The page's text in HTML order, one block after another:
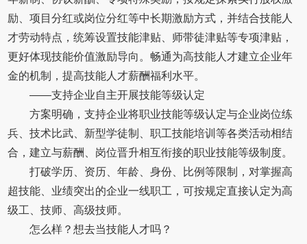
励、项目分红或岗位分红等中长期激励方式，并结合技能人
才劳动特点，统筹设置技能津贴、师带徒津贴等专项津贴，
更好体现技能价值激励导向。畅通为高技能人才建立企业年
金的机制，提高技能人才薪酬福利水平。
——支持企业自主开展技能等级认定
方案明确，支持企业将职业技能等级认定与企业岗位练
兵、技术比武、新型学徒制、职工技能培训等各类活动相结
合，建立与薪酬、岗位晋升相互衔接的职业技能等级制度。
打破学历、资历、年龄、身份、比例等限制，对掌握高
超技能、业绩突出的企业一线职工，可按规定直接认定为高
级工、技师、高级技师。
怎么样？想去当技能人才吗？